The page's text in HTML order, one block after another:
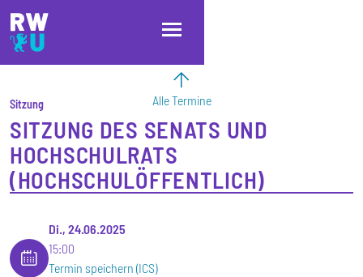
Direkt zum Inhalt
Direkt zur Hauptnavigation
Direkt zum Fußbereich
Alle Termine
Sitzung
SITZUNG DES SENATS UND
HOCHSCHULRATS
(HOCHSCHULÖFFENTLICH)
Di., 24.06.2025
15:00
Termin speichern (ICS)